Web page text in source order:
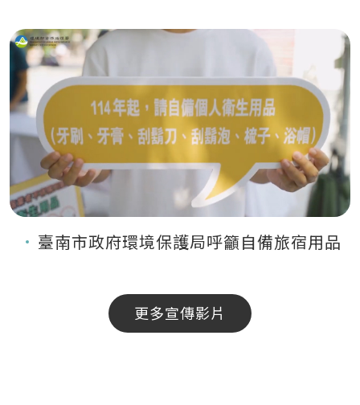
臺南市政府環境保護局呼籲自備旅宿用品
更多宣傳影片